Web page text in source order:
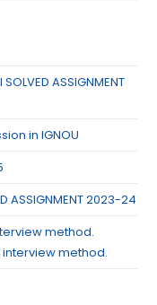
SOLVED ASSIGNMENT
in IGNOU
ASSIGNMENT 2023-24
method.
method.